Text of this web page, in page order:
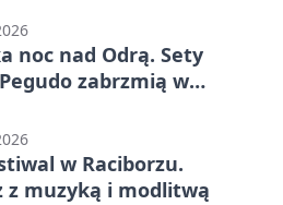
noc nad Odrą. Sety
zabrzmią w
w Raciborzu.
z muzyką i modlitwą